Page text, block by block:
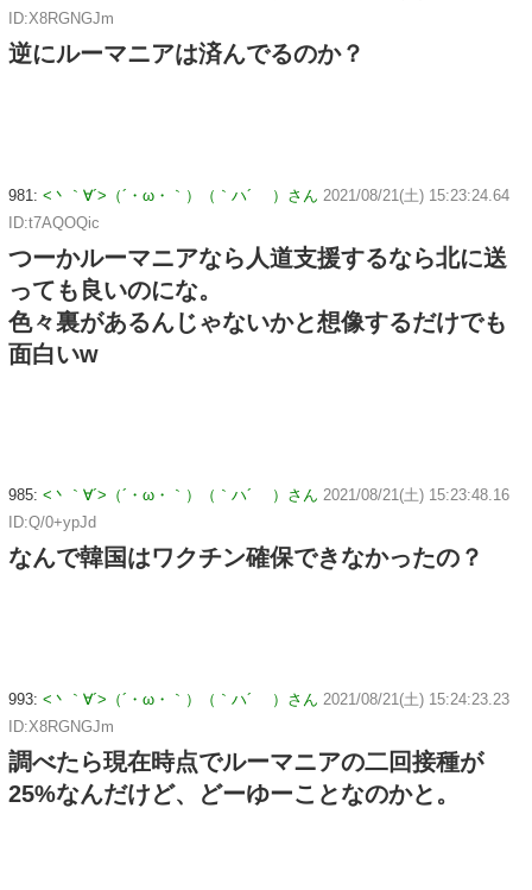
ID:X8RGNGJm
逆にルーマニアは済んでるのか？
981: <丶｀∀´>（´・ω・｀）（｀ハ´ ）さん 2021/08/21(土) 15:23:24.64
ID:t7AQOQic
つーかルーマニアなら人道支援するなら北に送
っても良いのにな。
色々裏があるんじゃないかと想像するだけでも
面白いw
985: <丶｀∀´>（´・ω・｀）（｀ハ´ ）さん 2021/08/21(土) 15:23:48.16
ID:Q/0+ypJd
なんで韓国はワクチン確保できなかったの？
993: <丶｀∀´>（´・ω・｀）（｀ハ´ ）さん 2021/08/21(土) 15:24:23.23
ID:X8RGNGJm
調べたら現在時点でルーマニアの二回接種が
25%なんだけど、どーゆーことなのかと。